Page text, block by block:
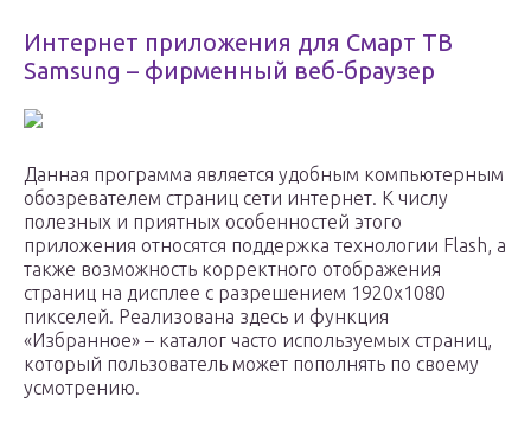
Интернет приложения для Смарт ТВ
Samsung – фирменный веб-браузер
Данная программа является удобным компьютерным
обозревателем страниц сети интернет. К числу
полезных и приятных особенностей этого
приложения относятся поддержка технологии Flash, а
также возможность корректного отображения
страниц на дисплее с разрешением 1920х1080
пикселей. Реализована здесь и функция
«Избранное» – каталог часто используемых страниц,
который пользователь может пополнять по своему
усмотрению.